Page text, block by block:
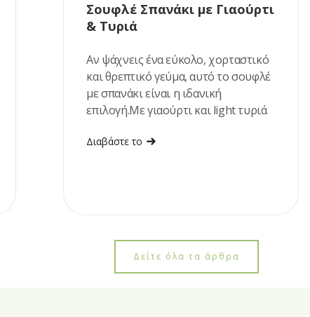
Σουφλέ Σπανάκι με Γιαούρτι
& Τυριά
Αν ψάχνεις ένα εύκολο, χορταστικό
και θρεπτικό γεύμα, αυτό το σουφλέ
με σπανάκι είναι η ιδανική
επιλογή.Με γιαούρτι και light τυριά
ετοιμάζεται με λίγα υλικά. Ταιριάζει
Διαβάστε το
Δείτε όλα τα άρθρα